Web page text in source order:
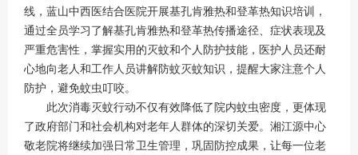
线，蓝山中西医结合医院开展基孔肯雅热和登革热知识培训，
通过全员学习了解基孔肯雅热和登革热传播途径、症状表现及
严重危害性，掌握实用的灭蚊和个人防护技能，医护人员还耐
心地向老人和工作人员讲解防蚊灭蚊知识，提醒大家注意个人
防护，避免蚊虫叮咬。
此次消毒灭蚊行动不仅有效降低了院内蚊虫密度，更体现
了政府部门和社会机构对老年人群体的深切关爱。湘江源中心
敬老院将继续加强日常卫生管理，巩固防控成果，让每一位老